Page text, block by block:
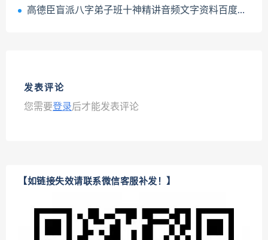
高德臣盲派八字弟子班十神精讲音频文字资料百度网盘下载学习
发表评论
您需要登录后才能发表评论
【如链接失效请联系微信客服补发！】